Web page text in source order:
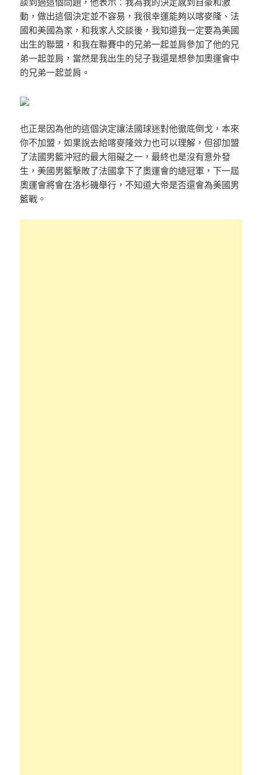
動，做出這個決定並不容易，我很幸運能夠以喀麥隆、法
國和美國為家，和我家人交談後，我知道我一定要為美國
出生的聯盟，和我在聯賽中的兄弟一起並肩參加了他的兄
弟一起並肩，當然是我出生的兒子我還是想參加奧運會中
的兄弟一起並肩。
也正是因為他的這個決定讓法國球迷對他徹底倒戈，本來
你不加盟，如果說去給喀麥隆效力也可以理解，但卻加盟
了法國男籃沖冠的最大阻礙之一，最終也是沒有意外發
生，美國男籃擊敗了法國拿下了奧運會的總冠軍，下一屆
奧運會將會在洛杉磯舉行，不知道大帝是否還會為美國男
籃戰。